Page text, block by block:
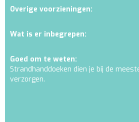
Overige voorzieningen:
Wat is er inbegrepen:
Goed om te weten:
Strandhanddoeken dien je bij de
verzorgen.